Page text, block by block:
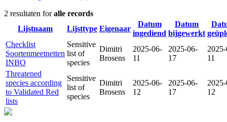
2 resultaten foralle records
Lijstnaam
Lijsttype Eigenaar
Datum
ingediend
Datum
bijgewerkt
Checklist
Soortenmeetnetten
INBO
Sensitive
list of
species
Dimitri
Brosens
2025-06-
11
2025-06-
17
11
Threatened
species according
to Validated Red
lists
Sensitive
list of
species
Dimitri
Brosens
2025-06-
12
2025-06-
17
12